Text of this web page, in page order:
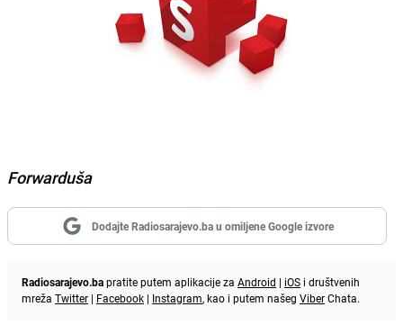
Forwarduša
Dodajte Radiosarajevo.ba u omiljene Google izvore
Radiosarajevo.bapratite putem aplikacije za Android | iOS i društvenih
mreža Twitter | Facebook | Instagram, kao i putem našeg ViberChata.